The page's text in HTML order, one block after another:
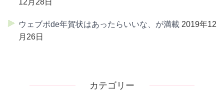
12月28日
ウェブポde年賀状はあったらいいな、が満載 2019年12
月26日
カテゴリー